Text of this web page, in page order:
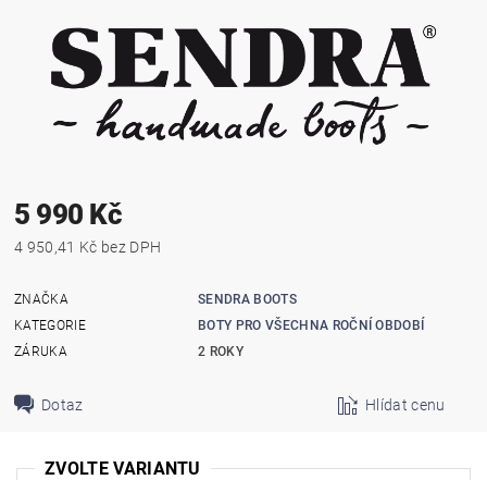
5 990 Kč
4 950,41 Kč bez DPH
ZNAČKA
SENDRA BOOTS
KATEGORIE
BOTY PRO VŠECHNA ROČNÍ OBDOBÍ
ZÁRUKA
2 ROKY
Dotaz Hlídat cenu
ZVOLTE VARIANTU